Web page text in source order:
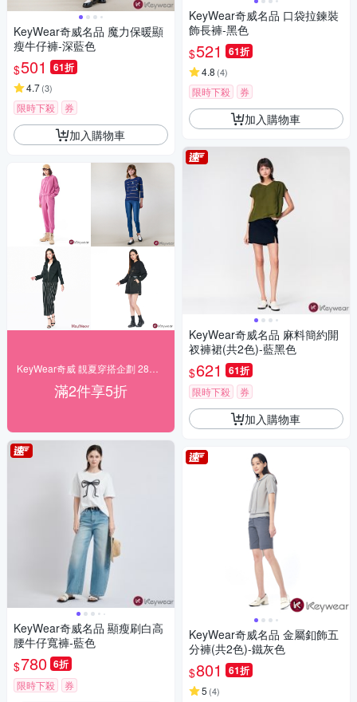
KeyWear奇威名品 魔力保暖顯
瘦牛仔褲-深藍色
$501 61折
4.7(3)
限時下殺 券
加入購物車
滿2件享5折
KeyWear奇威名品 顯瘦刷白高
腰牛仔寬褲-藍色
$780 6折
限時下殺 券
KeyWear奇威名品 口袋拉鍊裝
飾長褲-黑色
$521 61折
4.8 (4)
限時下殺 券
加入購物車
KeyWear奇威名品 麻料簡約開
衩褲裙(共2色)-藍黑色
$621 61折
限時下殺 券
加入購物車
KeyWear奇威名品 金屬釦飾五
分褲(共2色)-鐵灰色
$801 61折
5 (4)